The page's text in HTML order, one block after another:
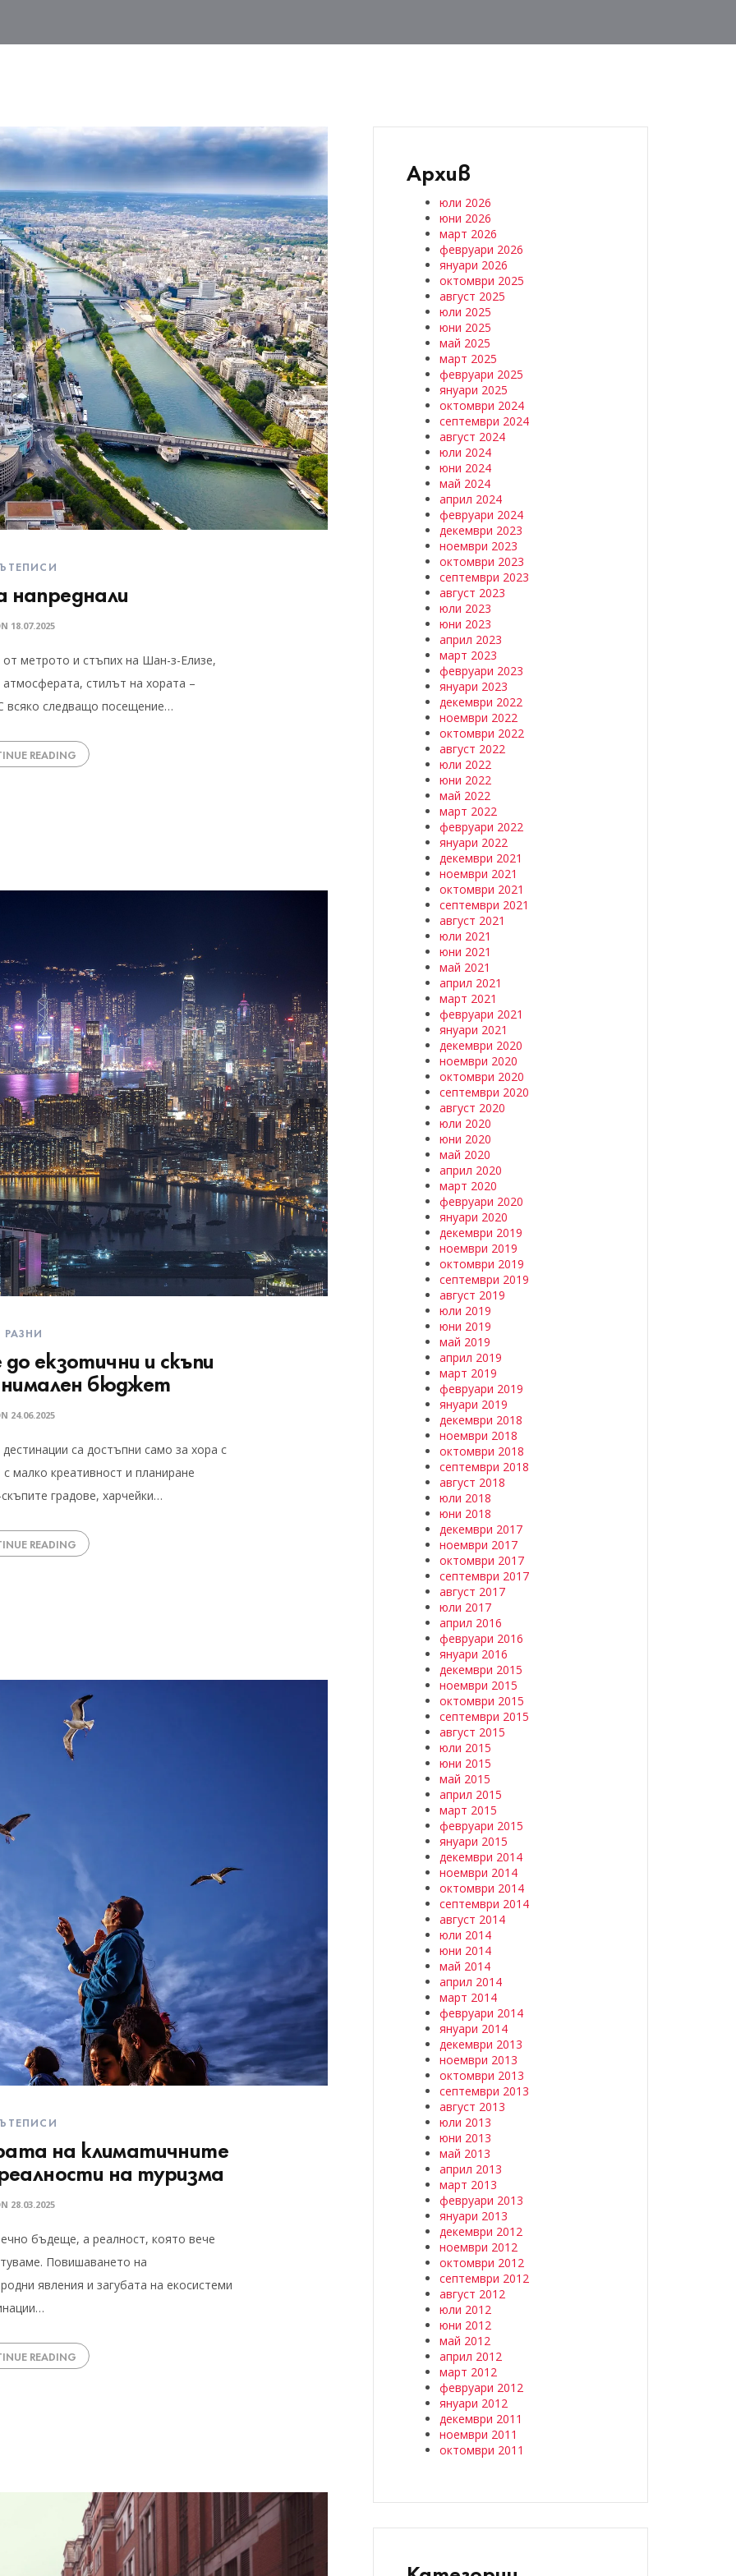
напреднали
18.07.2025
метрото и стъпих на Шан-з-Елизе,
стилът на хората –
всяко следващо посещение…
READING
РАЗНИ
екзотични и скъпи
бюджет
24.06.2025
са достъпни само за хора с
малко креативност и планиране
градове, харчейки…
READING
на климатичните
на туризма
28.03.2025
бъдеще, а реалност, която вече
Повишаването на
явления и загубата на екосистеми
READING
Архив
юли 2026
юни 2026
март 2026
февруари 2026
януари 2026
октомври 2025
август 2025
юли 2025
юни 2025
май 2025
март 2025
февруари 2025
януари 2025
октомври 2024
септември 2024
август 2024
юли 2024
юни 2024
май 2024
април 2024
февруари 2024
декември 2023
ноември 2023
октомври 2023
септември 2023
август 2023
юли 2023
юни 2023
април 2023
март 2023
февруари 2023
януари 2023
декември 2022
ноември 2022
октомври 2022
август 2022
юли 2022
юни 2022
май 2022
март 2022
февруари 2022
януари 2022
декември 2021
ноември 2021
октомври 2021
септември 2021
август 2021
юли 2021
юни 2021
май 2021
април 2021
март 2021
февруари 2021
януари 2021
декември 2020
ноември 2020
октомври 2020
септември 2020
август 2020
юли 2020
юни 2020
май 2020
април 2020
март 2020
февруари 2020
януари 2020
декември 2019
ноември 2019
октомври 2019
септември 2019
август 2019
юли 2019
юни 2019
май 2019
април 2019
март 2019
февруари 2019
януари 2019
декември 2018
ноември 2018
октомври 2018
септември 2018
август 2018
юли 2018
юни 2018
декември 2017
ноември 2017
октомври 2017
септември 2017
август 2017
юли 2017
април 2016
февруари 2016
януари 2016
декември 2015
ноември 2015
октомври 2015
септември 2015
август 2015
юли 2015
юни 2015
май 2015
април 2015
март 2015
февруари 2015
януари 2015
декември 2014
ноември 2014
октомври 2014
септември 2014
август 2014
юли 2014
юни 2014
май 2014
април 2014
март 2014
февруари 2014
януари 2014
декември 2013
ноември 2013
октомври 2013
септември 2013
август 2013
юли 2013
юни 2013
май 2013
април 2013
март 2013
февруари 2013
януари 2013
декември 2012
ноември 2012
октомври 2012
септември 2012
август 2012
юли 2012
юни 2012
май 2012
април 2012
март 2012
февруари 2012
януари 2012
декември 2011
ноември 2011
октомври 2011